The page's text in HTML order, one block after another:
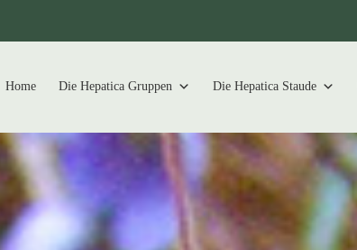
Home Die Hepatica Gruppen Die Hepatica Staude